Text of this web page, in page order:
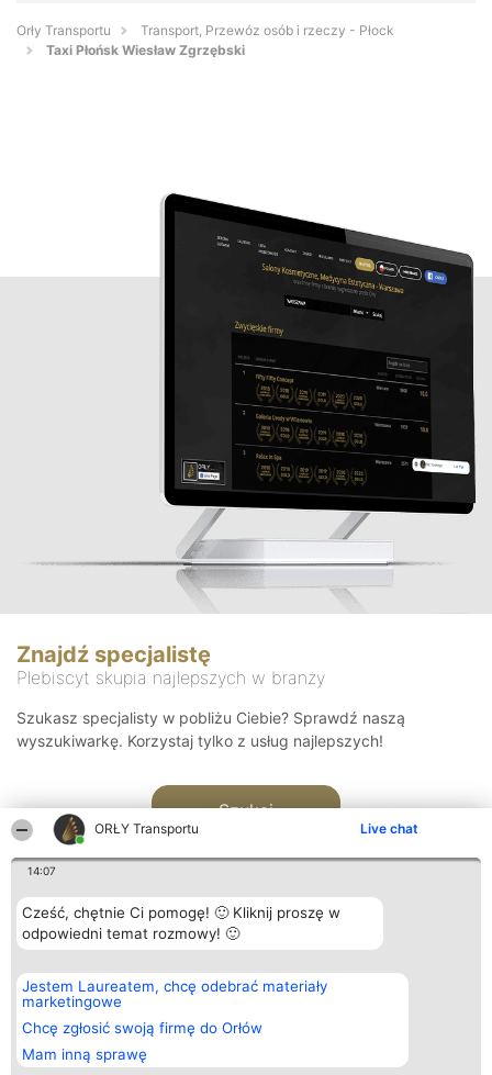
ORŁY Transportu Live chat
14:07
Cześć, chętnie Ci pomogę! 🙂 Kliknij proszę w
odpowiedni temat rozmowy! 🙂
Jestem Laureatem, chcę odebrać materiały
marketingowe
Chcę zgłosić swoją firmę do Orłów
Mam inną sprawę
Orły Transportu
Transport, Przewóz osób i rzeczy - Płock
Taxi Płońsk Wiesław Zgrzębski
Znajdź specjalistę
Plebiscyt skupia najlepszych w branży
Szukasz specjalisty w pobliżu Ciebie? Sprawdź naszą
wyszukiwarkę. Korzystaj tylko z usług najlepszych!
Szukaj
Organizator plebiscytu
Bright Side Solutions sp. z o.
o. sp. k.
ul. Ruska 22
Wrocław 50-079
KRS 0000749100 | Regon
381313360 | NIP 8943132676
Plebiscyt
Laureaci
wszystkich
Laureatów
Regulamin
Kontakt
Kontakt